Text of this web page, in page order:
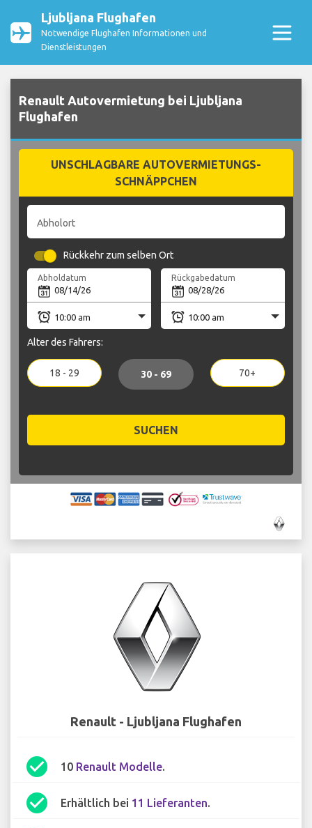
Ljubljana Flughafen
Notwendige Flughafen Informationen und
Dienstleistungen
Renault Autovermietung bei Ljubljana
Flughafen
UNSCHLAGBARE AUTOVERMIETUNGS-
SCHNÄPPCHEN
Abholort
Rückkehr zum selben Ort
Abholdatum Rückgabedatum
Alter des Fahrers:
18 - 29 30 - 69 70+
SUCHEN
Renault - Ljubljana Flughafen
check_circle 10 Renault Modelle.
check_circle Erhältlich bei 11 Lieferanten.